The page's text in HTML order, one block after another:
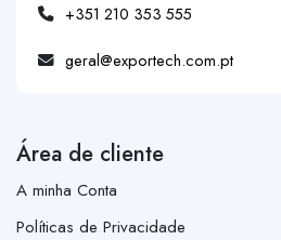
+351 210 353 555
geral@exportech.com.pt
Área de cliente
A minha Conta
Políticas de Privacidade